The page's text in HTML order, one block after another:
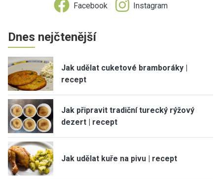
Facebook Instagram
Dnes nejčtenější
Jak udělat cuketové bramboráky |
recept
Jak připravit tradiční turecký rýžový
dezert | recept
Jak udělat kuře na pivu | recept